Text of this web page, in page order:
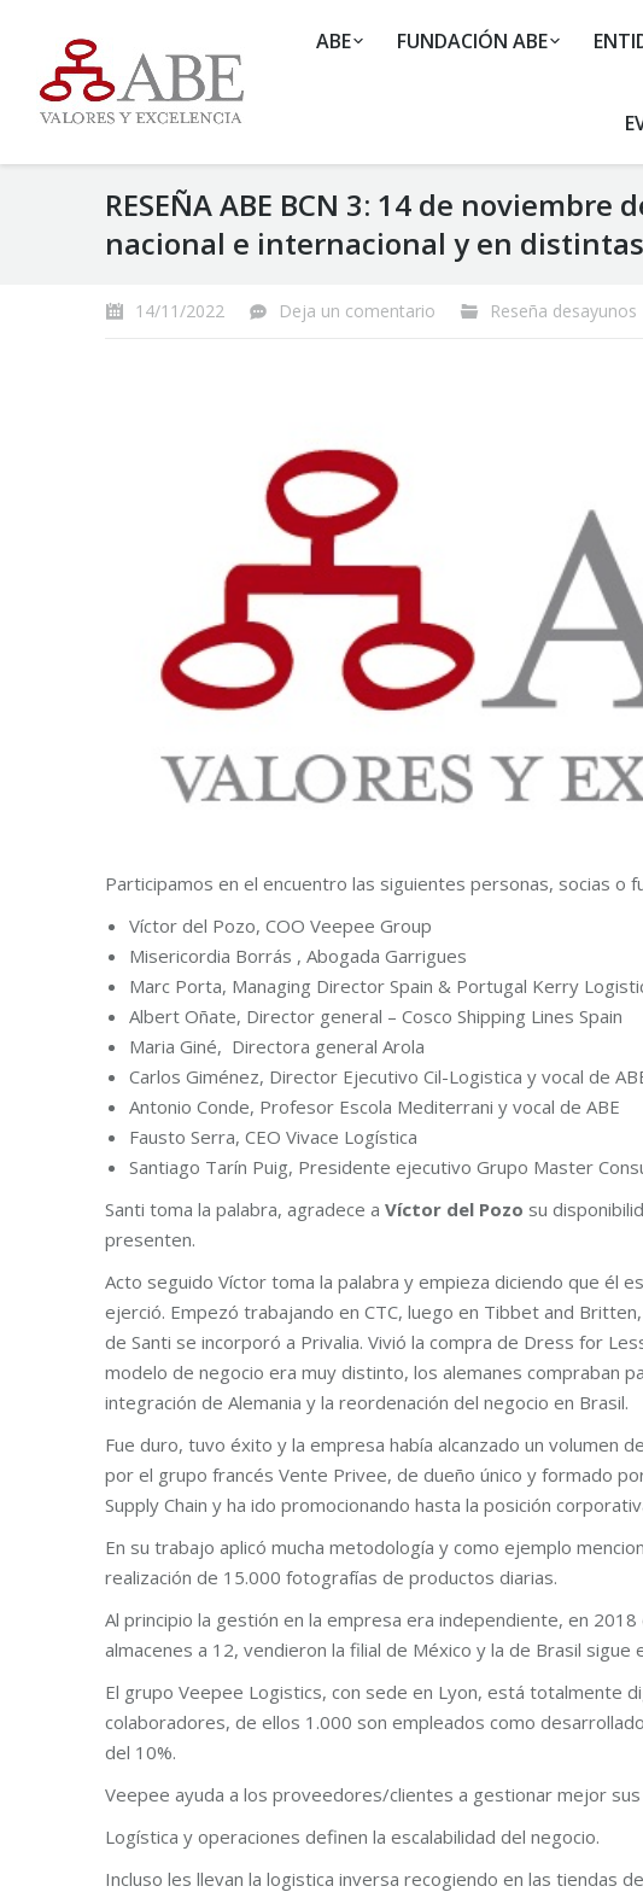
ABE FUNDACIÓN ABE
RESEÑA ABE BCN 3: 14 de
nacional e internacional y en
14/11/2022 Deja un comentario Reseña desayunos
Participamos en el encuentro las siguientes personas, socias o
Víctor del Pozo, COO Veepee Group
Misericordia Borrás , Abogada Garrigues
Marc Porta, Managing Director Spain & Portugal Kerry
Albert Oñate, Director general – Cosco Shipping Lines Spain
Maria Giné, Directora general Arola
Carlos Giménez, Director Ejecutivo Cil-Logistica y vocal de
Antonio Conde, Profesor Escola Mediterrani y vocal de ABE
Fausto Serra, CEO Vivace Logística
Santiago Tarín Puig, Presidente ejecutivo Grupo Master
Santi toma la palabra, agradece a Víctor del Pozo su
presenten.
Acto seguido Víctor toma la palabra y empieza diciendo que él
ejerció. Empezó trabajando en CTC, luego en Tibbet and
de Santi se incorporó a Privalia. Vivió la compra de Dress for
modelo de negocio era muy distinto, los alemanes compraban
integración de Alemania y la reordenación del negocio en Brasil.
Fue duro, tuvo éxito y la empresa había alcanzado un volumen
por el grupo francés Vente Privee, de dueño único y formado
Supply Chain y ha ido promocionando hasta la posición
En su trabajo aplicó mucha metodología y como ejemplo
realización de 15.000 fotografías de productos diarias.
Al principio la gestión en la empresa era independiente, en
almacenes a 12, vendieron la filial de México y la de Brasil sigue
El grupo Veepee Logistics, con sede en Lyon, está totalmente
colaboradores, de ellos 1.000 son empleados como
del 10%.
Veepee ayuda a los proveedores/clientes a gestionar mejor
Logística y operaciones definen la escalabilidad del negocio.
Incluso les llevan la logistica inversa recogiendo en las tiendas